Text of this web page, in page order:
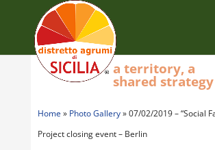
Home » Photo Gallery»07/02/2019 – “Social
Project closing event – Berlin
a territory, a
shared strategy